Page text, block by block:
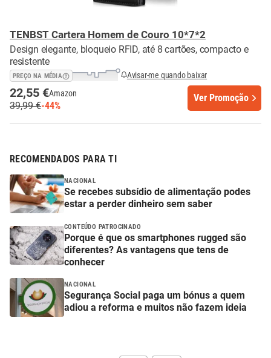
TENBST Cartera Homem de Couro 10*7*2
Design elegante, bloqueio RFID, até 8 cartões, compacto e
resistente
PREÇO NA MÉDIA Avisar-me quando baixar
22,55 €Amazon
39,99 €-44%
Ver Promoção
RECOMENDADOS PARA TI
NACIONAL
Se recebes subsídio de alimentação podes
estar a perder dinheiro sem saber
CONTEÚDO PATROCINADO
Porque é que os smartphones rugged são
diferentes? As vantagens que tens de
conhecer
NACIONAL
Segurança Social paga um bónus a quem
adiou a reforma e muitos não fazem ideia